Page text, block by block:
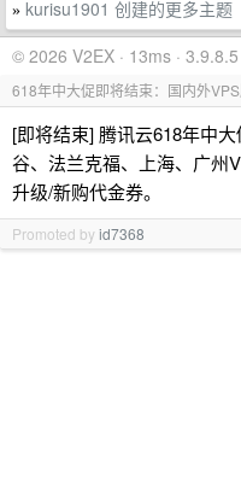
» kurisu1901 创建的更多主题
© 2026 V2EX · 13ms · 3.9.8.5
618年中大促即将结束：国内外
[即将结束] 腾讯云618年中
谷、法兰克福、上海、广州
升级/新购代金券。
Promoted byid7368